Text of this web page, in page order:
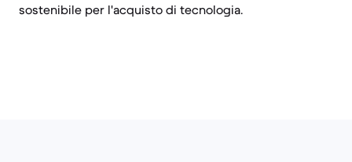
sostenibile per l'acquisto di tecnologia.